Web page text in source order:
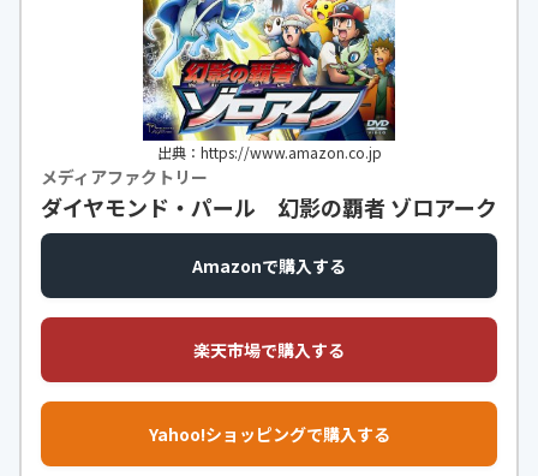
出典：https://www.amazon.co.jp
メディアファクトリー
ダイヤモンド・パール 幻影の覇者 ゾロアーク
Amazonで購入する
楽天市場で購入する
Yahoo!ショッピングで購入する